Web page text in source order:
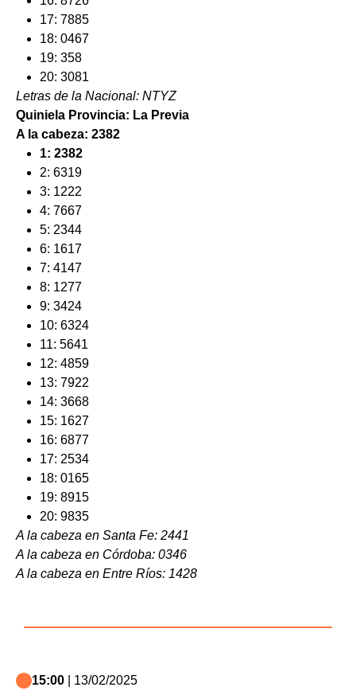
17: 7885
18: 0467
19: 358
20: 3081
Letras de la Nacional: NTYZ
Quiniela Provincia: La Previa
A la cabeza: 2382
1: 2382
2: 6319
3: 1222
4: 7667
5: 2344
6: 1617
7: 4147
8: 1277
9: 3424
10: 6324
11: 5641
12: 4859
13: 7922
14: 3668
15: 1627
16: 6877
17: 2534
18: 0165
19: 8915
20: 9835
A la cabeza en Santa Fe: 2441
A la cabeza en Córdoba: 0346
A la cabeza en Entre Ríos: 1428
15:00 | 13/02/2025